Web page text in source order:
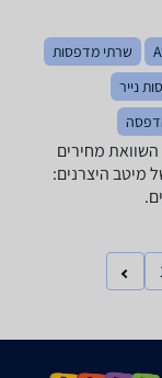
שרתי מדפסות
נייר
מדפסות - ‏משולבת מחפשים מדפסת? ב-zap השוואת מחירים
מיטב היצרנים: